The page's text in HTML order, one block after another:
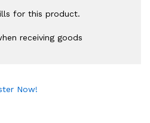
for this product.
receiving goods
Now!